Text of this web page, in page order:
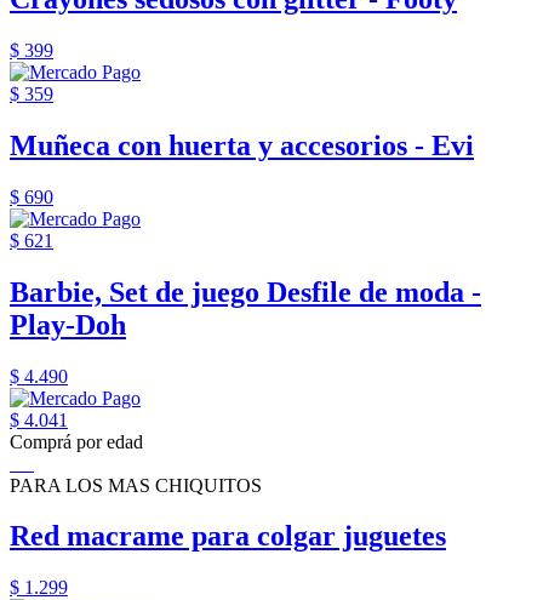
$ 399
$ 359
Muñeca con huerta y accesorios - Evi
$ 690
$ 621
Barbie, Set de juego Desfile de moda -
Play-Doh
$ 4.490
$ 4.041
Comprá por edad
PARA LOS MAS CHIQUITOS
Red macrame para colgar juguetes
$ 1.299